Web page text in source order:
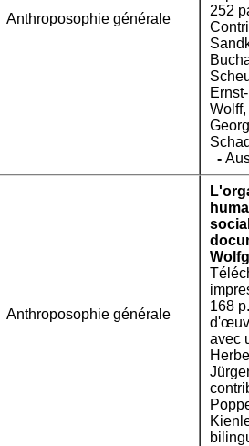
Anthroposophie générale
252
-
Anthroposophie générale
168
avec